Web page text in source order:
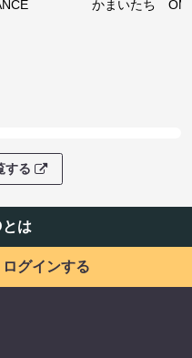
かまいたち
する
は
グインする